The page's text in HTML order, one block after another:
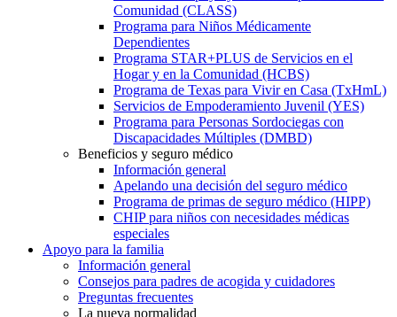
Comunidad (CLASS)
Programa para Niños Médicamente
Dependientes
Programa STAR+PLUS de Servicios en el
Hogar y en la Comunidad (HCBS)
Programa de Texas para Vivir en Casa (TxHmL)
Servicios de Empoderamiento Juvenil (YES)
Programa para Personas Sordociegas con
Discapacidades Múltiples (DMBD)
Beneficios y seguro médico
Información general
Apelando una decisión del seguro médico
Programa de primas de seguro médico (HIPP)
CHIP para niños con necesidades médicas
especiales
Apoyo para la familia
Información general
Consejos para padres de acogida y cuidadores
Preguntas frecuentes
La nueva normalidad